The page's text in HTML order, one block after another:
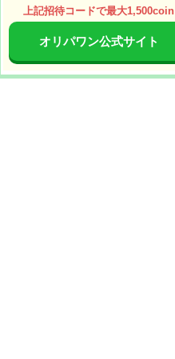
上記招待コードで最大1,500coin
オリパワン公式サイト